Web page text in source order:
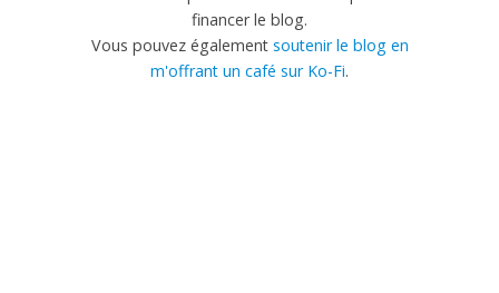
financer le blog.
Vous pouvez également soutenir le blog en
m'offrant un café sur Ko-Fi.